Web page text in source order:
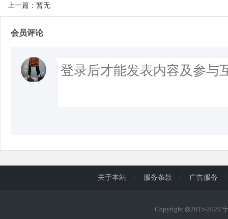
上一篇：暂无
会员评论
关于本站 / 服务条款 / 广告服务 /
Copyright ◎2015-2020